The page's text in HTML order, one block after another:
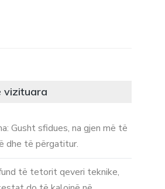
vizituara
Gusht sfidues, na gjen më të
dhe të përgatitur.
të tetorit qeveri teknike,